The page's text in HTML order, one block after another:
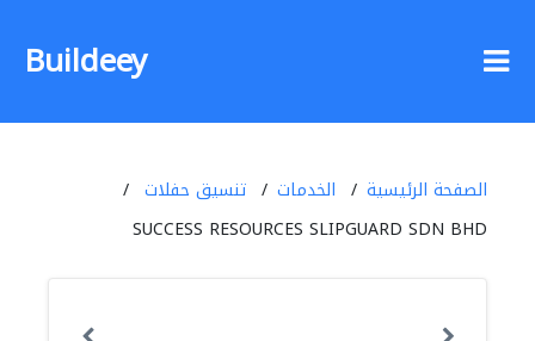
Buildeey
الصفحة الرئيسية الخدمات
تنسيق حفلات
SUCCESS RESOURCES SLIPGUARD SDN BHD